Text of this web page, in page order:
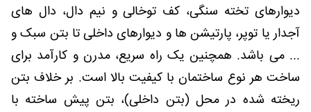
دیوارهای تخته سنگی، کف توخالی و نیم دال، دال های
آجدار یا توپر، پارتیشن ها و دیوارهای داخلی تا بتن سبک و
... می باشد. همچنین یک راه سریع، مدرن و کارآمد برای
ساخت هر نوع ساختمان با کیفیت بالا است. بر خلاف بتن
ریخته شده در محل (بتن داخلی)، بتن پیش ساخته با